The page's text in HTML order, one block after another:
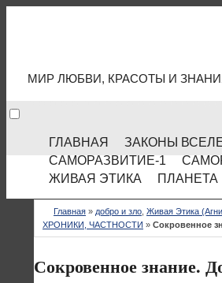
МИР ЛЮБВИ, КРАСОТЫ И
ГЛАВНАЯ ЗАКОНЫ
САМОРАЗВИТИЕ-1
ЖИВАЯ ЭТИКА
ПЛАНЕТА
Главная » добро и зло Живая Этика
ХРОНИКИ, ЧАСТНОСТИ » Сокровенное
Сокровенное знание.